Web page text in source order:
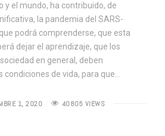
y el mundo, ha contribuido, de
la pandemia del SARS-
podrá comprenderse, que esta
dejar el aprendizaje, que los
en general, deben
condiciones de vida, para que…
1, 2020 40805 VIEWS